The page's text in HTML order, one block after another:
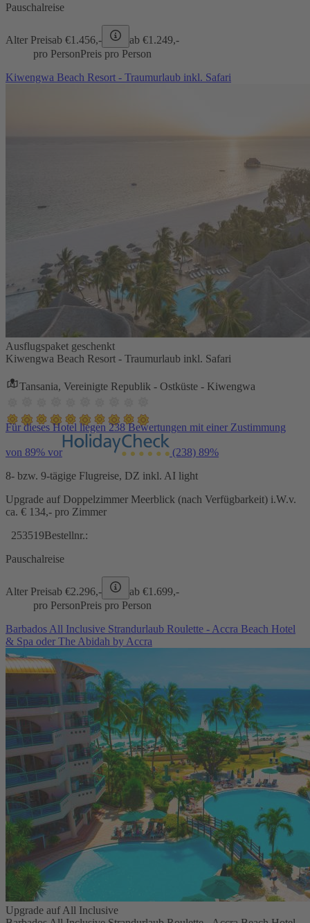
Pauschalreise
Alter Preisab €1.456,- ab €1.249,-
pro PersonPreis pro Person
Kiwengwa Beach Resort - Traumurlaub inkl. Safari
Ausflugspaket geschenkt
Kiwengwa Beach Resort - Traumurlaub inkl. Safari
Tansania, Vereinigte Republik - Ostküste - Kiwengwa
Für dieses Hotel liegen 238 Bewertungen mit einer Zustimmung
von 89% vor (238) 89%
8- bzw. 9-tägige Flugreise, DZ inkl. AI light
Upgrade auf Doppelzimmer Meerblick (nach Verfügbarkeit) i.W.v.
ca. € 134,- pro Zimmer
253519Bestellnr.:
Pauschalreise
Alter Preisab €2.296,- ab €1.699,-
pro PersonPreis pro Person
Barbados All Inclusive Strandurlaub Roulette - Accra Beach Hotel
& Spa oder The Abidah by Accra
Upgrade auf All Inclusive